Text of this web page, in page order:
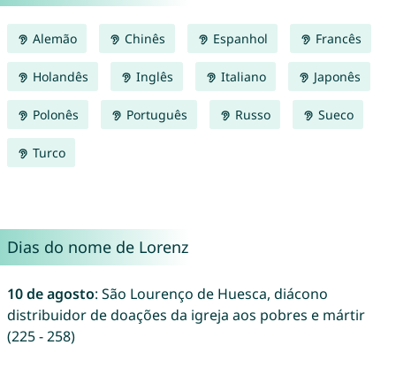
Alemão Chinês Espanhol Francês
Holandês Inglês Italiano Japonês
Polonês Português Russo Sueco
Turco
Dias do nome de Lorenz
10 de agosto: São Lourenço de Huesca, diácono
distribuidor de doações da igreja aos pobres e mártir
(225 - 258)